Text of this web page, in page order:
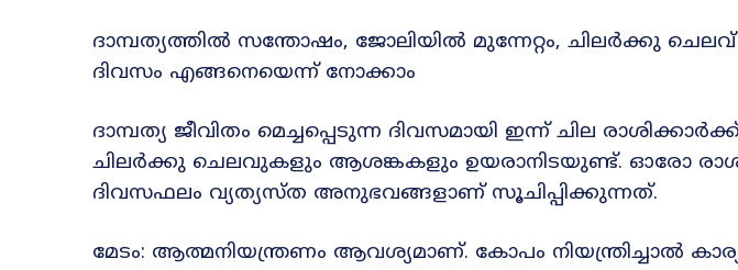
ദാമ്പത്യത്തിൽ സന്തോഷം, ജോലിയിൽ മുന്നേറ്റം, ചിലർക്കു
ദിവസം എങ്ങനെയെന്ന് നോക്കാം
ദാമ്പത്യ ജീവിതം മെച്ചപ്പെടുന്ന ദിവസമായി ഇന്ന് ചില
ചിലർക്കു ചെലവുകളും ആശങ്കകളും ഉയരാനിടയുണ്ട്. ഓരോ
ദിവസഫലം വ്യത്യസ്ത അനുഭവങ്ങളാണ് സൂചിപ്പിക്കുന്നത്.
മേടം: ആത്മനിയന്ത്രണം ആവശ്യമാണ്. കോപം നിയന്ത്രിച്ചാൽ